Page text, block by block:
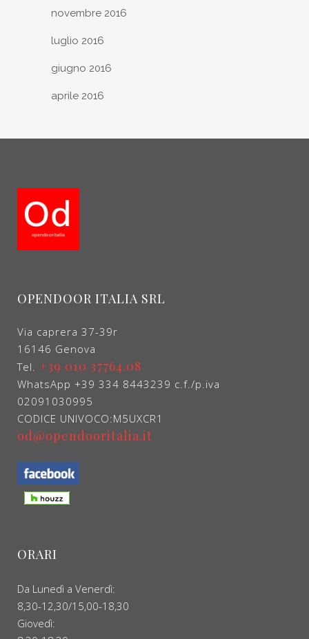
novembre 2016
luglio 2016
giugno 2016
aprile 2016
OPENDOOR ITALIA SRL
Via caprera 37-39r
16146 Genova
Tel. +39 010 37764.08
WhatsApp +39 334 8443239 c.f./p.iva
02091030995
CODICE UNIVOCO:M5UXCR1
od@opendooritalia.it
ORARI
Da Lunedì a Venerdì:
8,30-12,30/15,00-18,30
Giovedì: